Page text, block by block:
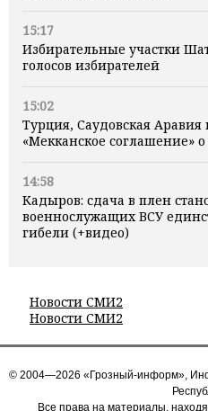
15:17
Избирательные участки
голосов избирателей
15:02
Турция, Саудовская
«Мекканское соглашение»
14:58
Кадыров: сдача в плен
военнослужащих ВСУ
гибели (+видео)
Новости СМИ2
Новости СМИ2
© 2004—2026 «Грозный-информ»,
Все права на материалы,